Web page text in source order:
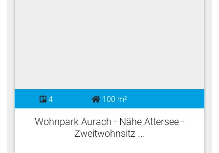
4 100 m²
Wohnpark Aurach - Nähe Attersee -
Zweitwohnsitz ...